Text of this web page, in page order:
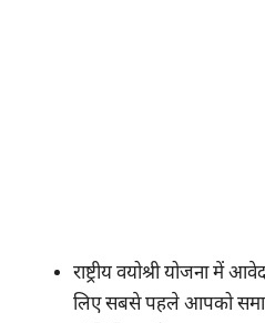
राष्ट्रीय वयोश्री योजना
लिए सबसे पहले आपको